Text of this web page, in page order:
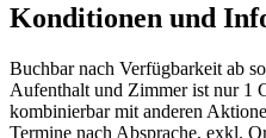
Konditionen und
Buchbar nach Verfügbarkeit ab
Aufenthalt und Zimmer ist nur 1
kombinierbar mit anderen
Termine nach Absprache, exkl.